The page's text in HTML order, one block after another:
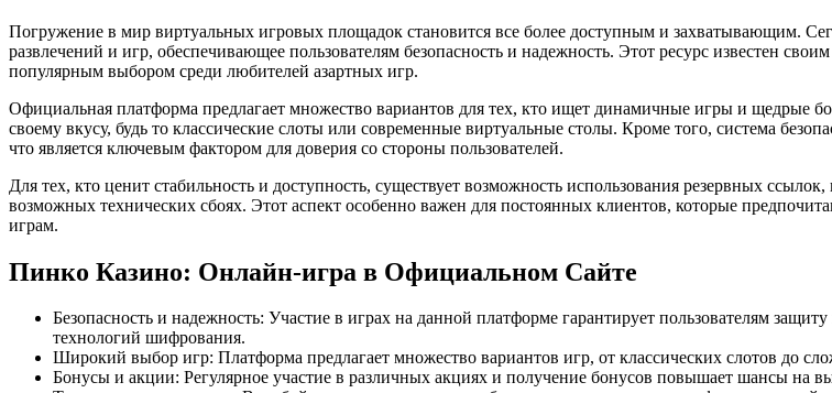
Погружение в мир виртуальных игровых площадок становится все более доступным и захватывающим.
развлечений и игр, обеспечивающее пользователям безопасность и надежность. Этот ресурс известен
популярным выбором среди любителей азартных игр.
Официальная платформа предлагает множество вариантов для тех, кто ищет динамичные игры и щедрые
своему вкусу, будь то классические слоты или современные виртуальные столы. Кроме того, система
что является ключевым фактором для доверия со стороны пользователей.
Для тех, кто ценит стабильность и доступность, существует возможность использования резервных
возможных технических сбоях. Этот аспект особенно важен для постоянных клиентов, которые
играм.
Пинко Казино: Онлайн-игра в Официальном Сайте
Безопасность и надежность: Участие в играх на данной платформе гарантирует пользователям
технологий шифрования.
Широкий выбор игр: Платформа предлагает множество вариантов игр, от классических слотов до
Бонусы и акции: Регулярное участие в различных акциях и получение бонусов повышает шансы на